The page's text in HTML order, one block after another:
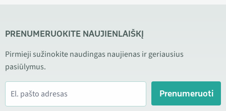
PRENUMERUOKITE NAUJIENLAIŠKĮ
Pirmieji sužinokite naudingas naujienas ir geriausius
pasiūlymus.
Prenumeruoti